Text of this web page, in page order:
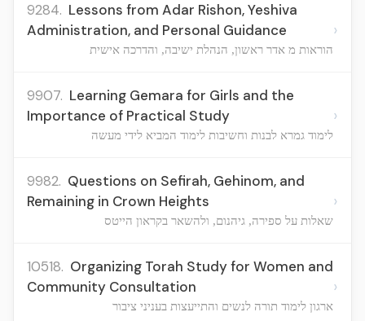
9284. Lessons from Adar Rishon, Yeshiva
Administration, and Personal Guidance
הוראות מ אדר ראשון, הנהלת ישיבה, והדרכה אישית
›
9907. Learning Gemara for Girls and the
Importance of Practical Study
לימוד גמרא לבנות וחשיבות לימוד המביא לידי מעשה
›
9982. Questions on Sefirah, Gehinom, and
Remaining in Crown Heights
שאלות על ספירה, גיהנום, ולהשאר בקראון הייטס
›
10518. Organizing Torah Study for Women and
Community Consultation
ארגון לימוד תורה לנשים והתייעצות בעניני ציבור
›